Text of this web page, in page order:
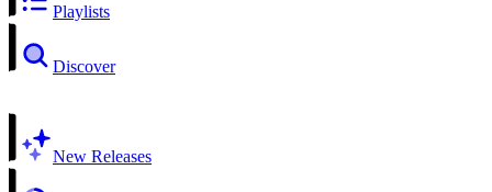
Playlists
Discover
New Releases